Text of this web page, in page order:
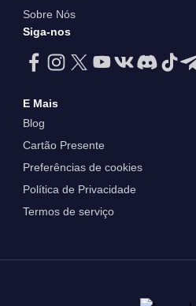
Sobre Nós
Siga-nos
E Mais
Blog
Cartão Presente
Preferências de cookies
Política de Privacidade
Termos de serviço